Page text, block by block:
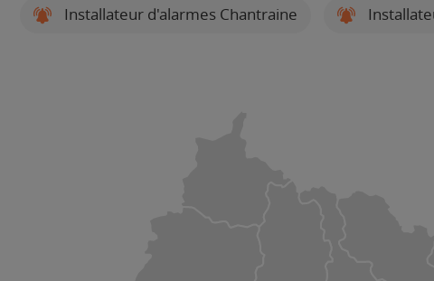
Installateur d'alarmes Chantraine